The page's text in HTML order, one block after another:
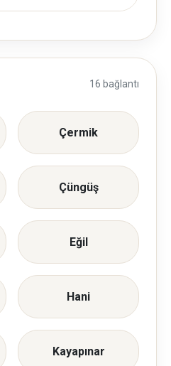
16 bağlantı
Çermik
Çüngüş
Eğil
Hani
Kayapınar